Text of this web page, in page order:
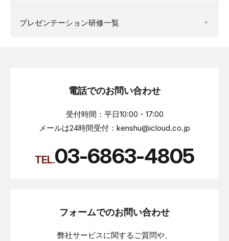
プレゼンテーション研修一覧
電話でのお問い合わせ
受付時間：平日10:00 - 17:00
メールは24時間受付：kenshu@icloud.co.jp
TEL.03-6863-4805
フォームでのお問い合わせ
弊社サービスに関するご質問や、